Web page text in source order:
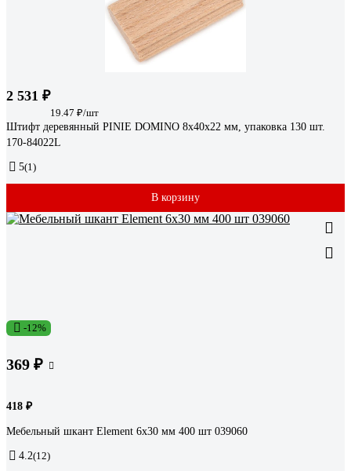
2 531 ₽
19.47 ₽/шт
Штифт деревянный PINIE DOMINO 8x40x22 мм, упаковка 130 шт.
170-84022L
5(1)
В корзину
-12%
369 ₽
418 ₽
Мебельный шкант Element 6x30 мм 400 шт 039060
4.2(12)